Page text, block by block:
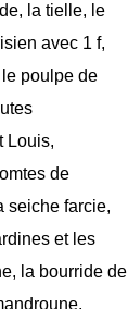
la tielle, le
avec 1 f,
le poulpe de
Louis,
de
seiche farcie,
et les
la bourride de